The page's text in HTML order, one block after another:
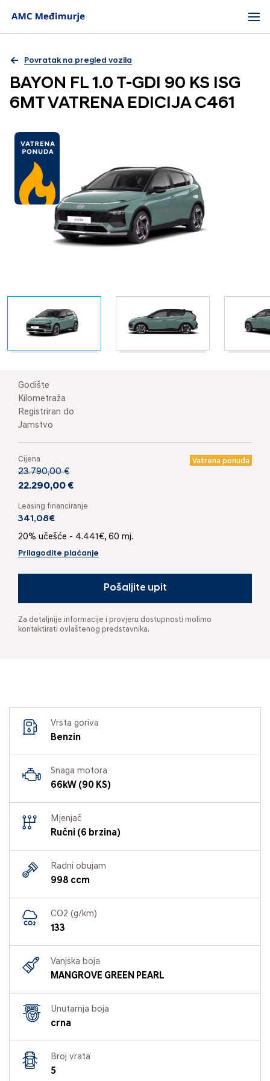
Povratak na pregled vozila
BAYON FL 1.0 T-GDI 90 KS ISG
6MT VATRENA EDICIJA C461
Godište
Kilometraža
Registriran do
Jamstvo
Cijena Vatrena ponuda
23.790,00 €
22.290,00 €
Leasing financiranje
341,08€
20% učešće - 4.441€, 60 mj.
Prilagodite plaćanje
Pošaljite upit
Za detaljnije informacije i provjeru dostupnosti molimo
kontaktirati ovlaštenog predstavnika.
Vrsta goriva
Benzin
Snaga motora
66kW (90 KS)
Mjenjač
Ručni (6 brzina)
Radni obujam
998 ccm
CO2 (g/km)
133
Vanjska boja
MANGROVE GREEN PEARL
Unutarnja boja
crna
Broj vrata
5